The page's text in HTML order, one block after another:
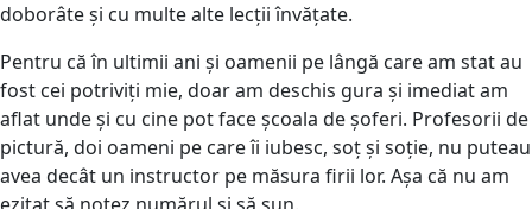
doborâte și cu multe alte lecții învățate.
Pentru că în ultimii ani și oamenii pe lângă care am stat au
fost cei potriviți mie, doar am deschis gura și imediat am
aflat unde și cu cine pot face școala de șoferi. Profesorii de
pictură, doi oameni pe care îi iubesc, soț și soție, nu puteau
avea decât un instructor pe măsura firii lor. Așa că nu am